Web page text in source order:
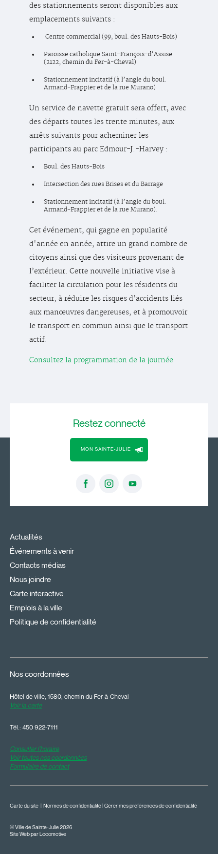
des stationnements seront disponibles aux
emplacements suivants :
Centre commercial (99, boul. des Hauts-Bois)
Paroisse catholique Saint-François-d’Assise
(2122, chemin du Fer-à-Cheval)
Stationnement incitatif (à l’angle du boul.
Armand-Frappier et de la rue Murano)
Un service de navette gratuit sera offert, avec
des départs toutes les trente minutes, aux
arrêts suivants pour acheminer les
participants au parc Edmour-J.-Harvey :
Boul. des Hauts-Bois
Intersection des rues Brises et du Barrage
Stationnement incitatif (à l’angle du boul.
Armand-Frappier et de la rue Murano).
Cet événement, qui gagne en popularité
d'année en année, attire un grand nombre de
citoyens ainsi que des visiteurs provenant de
l’extérieur. Cette nouvelle initiative vise à
faciliter la circulation pour les résidents du
secteur, à réduire les risques d’accidents liés
aux manœuvres dangereuses, et à promouvoir
le transport en commun ainsi que le transport
actif.
Consultez la programmation de la journée
Restezconnecté
MON SAINTE-JULIE
Actualités
Événements à venir
Contacts médias
Nous joindre
Carte interactive
Emplois à la ville
Politique de confidentialité
Nos coordonnées
Hôtel de ville, 1580, chemin du Fer-à-Cheval
Voir la carte
Tél.: 450 922-7111
Consulter l'horaire
Voir toutes nos coordonnées
Formulaire de contact
© Ville de Sainte-Julie 2026
Carte du site Normes de confidentialité Gérer mes préférences de confidentialité
Site Web par Locomotive